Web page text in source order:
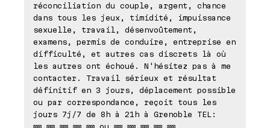
réconciliation du couple, argent, chance
dans tous les jeux, timidité, impuissance
sexuelle, travail, désenvoûtement,
examens, permis de conduire, entreprise en
difficulté, et autres cas discrets là où
les autres ont échoué. N'hésitez pas à me
contacter. Travail sérieux et résultat
définitif en 3 jours, déplacement possible
ou par correspondance, reçoit tous les
jours 7j/7 de 8h à 21h à Grenoble TEL:
⊠⊠.⊠⊠.⊠⊠.⊠⊠.⊠⊠ ou ⊠⊠.⊠⊠.⊠⊠.⊠⊠.⊠⊠